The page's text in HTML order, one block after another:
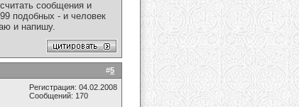
сообщения и
подобных - и человек
и напишу.
#5
Регистрация: 04.02.2008
Сообщений: 170